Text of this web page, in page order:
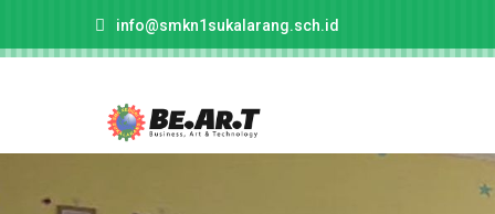
info@smkn1sukalarang.sch.id